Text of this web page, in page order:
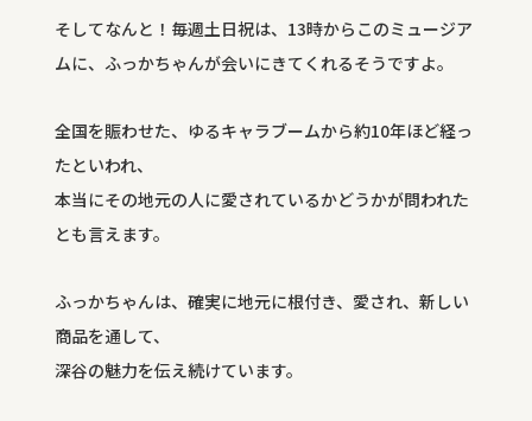
そしてなんと！毎週土日祝は、13時からこのミュージア
ムに、ふっかちゃんが会いにきてくれるそうですよ。
全国を賑わせた、ゆるキャラブームから約10年ほど経っ
たといわれ、
本当にその地元の人に愛されているかどうかが問われた
とも言えます。
ふっかちゃんは、確実に地元に根付き、愛され、新しい
商品を通して、
深谷の魅力を伝え続けています。